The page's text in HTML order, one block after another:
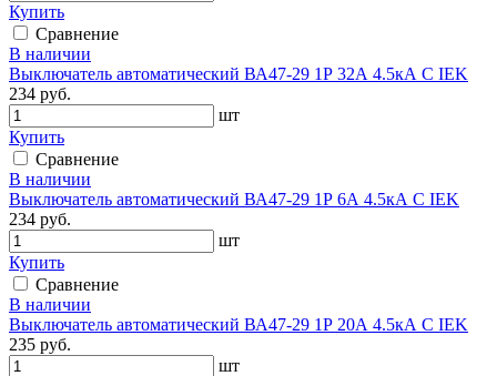
Купить
Сравнение
В наличии
Выключатель автоматический ВА47-29 1Р 32А 4.5кА С IEK
234 руб.
шт
Купить
Сравнение
В наличии
Выключатель автоматический ВА47-29 1Р 6А 4.5кА С IEK
234 руб.
шт
Купить
Сравнение
В наличии
Выключатель автоматический ВА47-29 1Р 20А 4.5кА С IEK
235 руб.
шт